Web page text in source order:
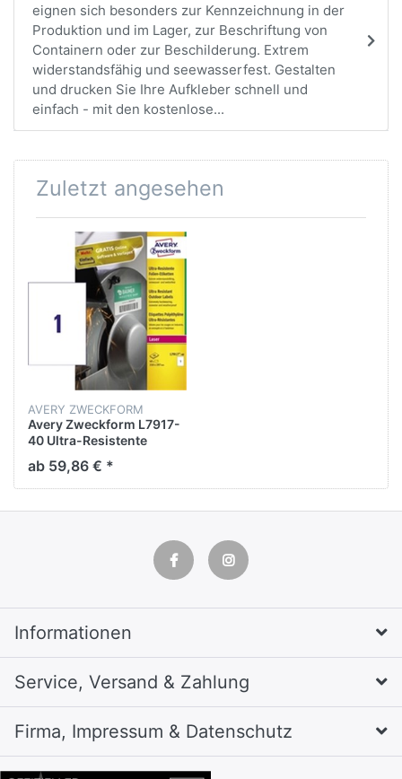
eignen sich besonders zur Kennzeichnung in der
Produktion und im Lager, zur Beschriftung von
Containern oder zur Beschilderung. Extrem
widerstandsfähig und seewasserfest. Gestalten
und drucken Sie Ihre Aufkleber schnell und
einfach - mit den kostenlose...
Zuletzt angesehen
AVERY ZWECKFORM
Avery Zweckform L7917-
40 Ultra-Resistente
Folien-Etiketten - A4, 40
Stück, 210 x 297 mm
ab 59,86 € *
Informationen
Service, Versand & Zahlung
Firma, Impressum & Datenschutz